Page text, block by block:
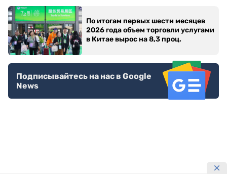
По итогам первых шести месяцев
2026 года объем торговли услугами
в Китае вырос на 8,3 проц.
Подписывайтесь на нас в Google
News